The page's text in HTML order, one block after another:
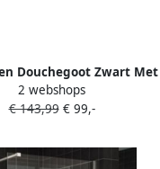
Douchegoot Zwart Met
Sifon 100x7 cm 6.7
cm Diep Mat Zwart
2 webshops
€ 143,99€ 99,-